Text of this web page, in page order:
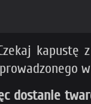
kapustę
dostanie